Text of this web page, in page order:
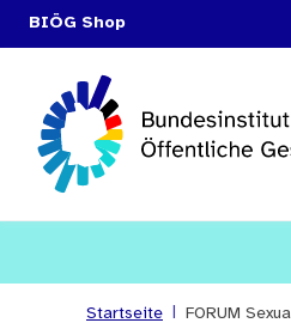
BIÖG Shop
Startseite FORUM